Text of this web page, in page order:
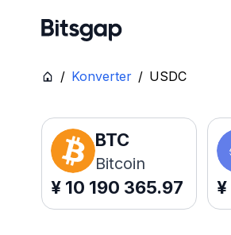
/ Konverter / USDC
BTC
Bitcoin
¥ 10 190 365.97 ¥